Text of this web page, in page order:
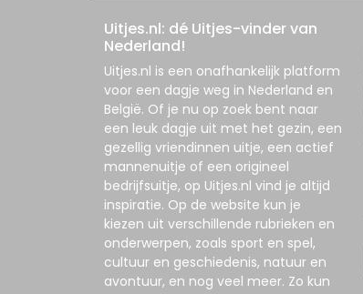
Uitjes.nl: dé Uitjes-vinder van
Nederland!
Uitjes.nl is een onafhankelijk platform
voor een dagje weg in Nederland en
België. Of je nu op zoek bent naar
een leuk dagje uit met het gezin, een
gezellig vriendinnen uitje, een actief
mannenuitje of een origineel
bedrijfsuitje, op Uitjes.nl vind je altijd
inspiratie. Op de website kun je
kiezen uit verschillende rubrieken en
onderwerpen, zoals sport en spel,
cultuur en geschiedenis, natuur en
avontuur, en nog veel meer. Zo kun